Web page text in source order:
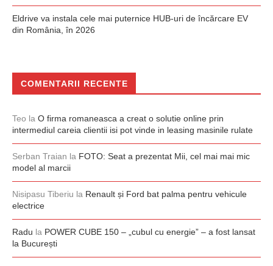
Eldrive va instala cele mai puternice HUB-uri de încărcare EV
din România, în 2026
COMENTARII RECENTE
Teo la O firma romaneasca a creat o solutie online prin
intermediul careia clientii isi pot vinde in leasing masinile rulate
Serban Traian la FOTO: Seat a prezentat Mii, cel mai mai mic
model al marcii
Nisipasu Tiberiu la Renault și Ford bat palma pentru vehicule
electrice
Radu la POWER CUBE 150 – „cubul cu energie” – a fost lansat
la București